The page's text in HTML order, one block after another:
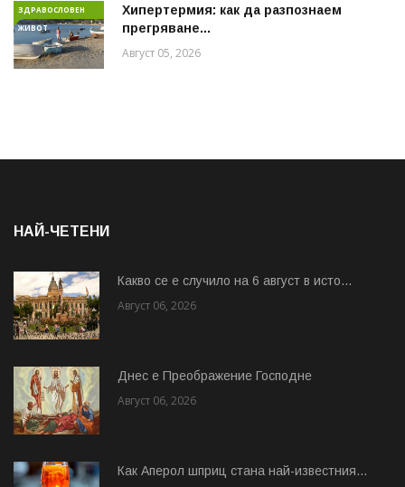
ЗДРАВОСЛОВЕН
ЖИВОТ
Хипертермия: как да разпознаем
прегряване...
Август 05, 2026
НАЙ-ЧЕТЕНИ
Какво се е случило на 6 август в исто...
Август 06, 2026
Днес е Преображение Господне
Август 06, 2026
Как Аперол шприц стана най-известния...